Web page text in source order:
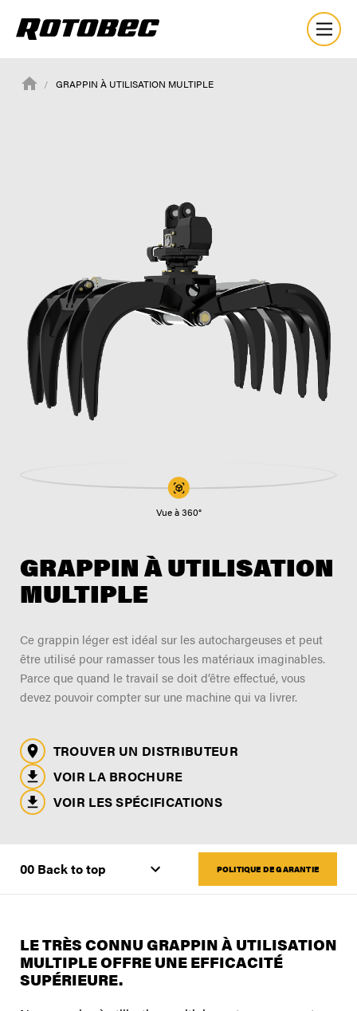
TROUVER UN DISTRIBUTEUR
À propos
Blogue
Carrières
Contactez-nous
GRAPPIN À UTILISATION MULTIPLE
Vue à 360°
GRAPPIN À UTILISATION
MULTIPLE
Ce grappin léger est idéal sur les autochargeuses et peut
être utilisé pour ramasser tous les matériaux imaginables.
Parce que quand le travail se doit d’être effectué, vous
devez pouvoir compter sur une machine qui va livrer.
TROUVER UN DISTRIBUTEUR
VOIR LA BROCHURE
VOIR LES SPÉCIFICATIONS
POLITIQUE DE GARANTIE
LE TRÈS CONNU GRAPPIN À UTILISATION
MULTIPLE OFFRE UNE EFFICACITÉ
SUPÉRIEURE.